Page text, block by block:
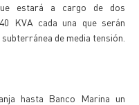
estará a cargo de dos
KVA cada una que serán
de media tensión.
hasta Banco Marina un